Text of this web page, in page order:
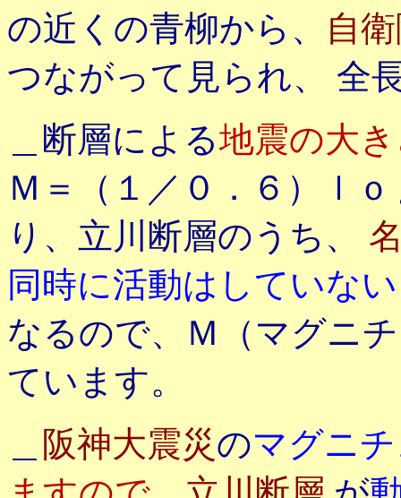
の近くの青柳から、
自
つながって見られ、 全
＿断層による地震の大
Ｍ＝（１／０．６）ｌ
り、立川断層のうち、
同時に活動はしていない
なるので、Ｍ（マグニ
ています。
阪神大震災のマグニ